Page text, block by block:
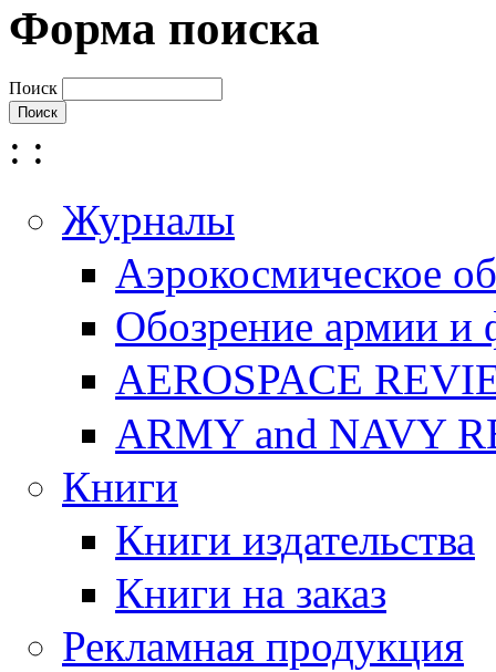
Форма поиска
Поиск
: :
Журналы
Аэрокосмическое
Обозрение армии и
AEROSPACE
ARMY and NAVY
Книги
Книги издательства
Книги на заказ
Рекламная продукция